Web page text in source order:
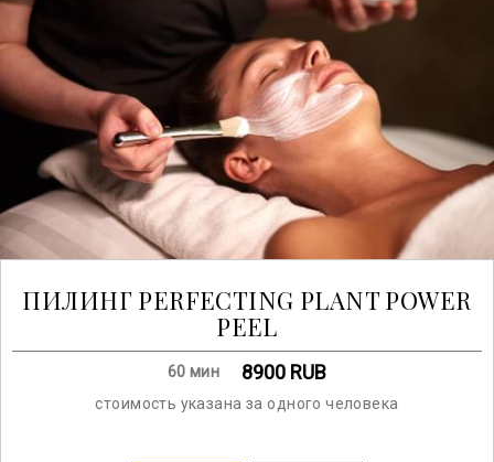
ПИЛИНГ PERFECTING PLANT POWER
PEEL
60 мин 8900 RUB
стоимость указана за одного человека